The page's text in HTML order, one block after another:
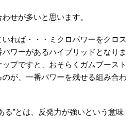
せが多いと思います。
いれば・・・ミクロパワーをクロス
ワーがあるハイブリッドとなりま
プですと、おそらくガムブースト
が、一番パワーを残せる組み合わ
る”とは、反発力が強いという意味